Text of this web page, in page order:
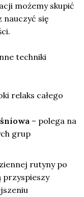
możemy skupić
nauczyć się
techniki
relaks całego
– polega na
grup
rutyny po
przyspieszy